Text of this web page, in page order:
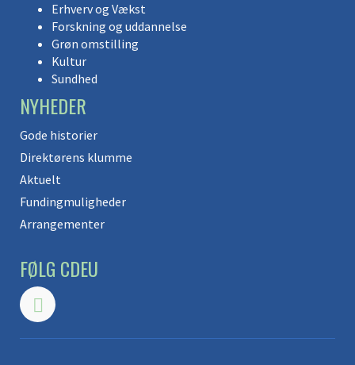
Erhverv og Vækst
Forskning og uddannelse
Grøn omstilling
Kultur
Sundhed
NYHEDER
Gode historier
Direktørens klumme
Aktuelt
Fundingmuligheder
Arrangementer
FØLG CDEU